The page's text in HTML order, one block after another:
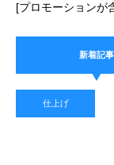
[プロモーションが
新着記事
仕上げ